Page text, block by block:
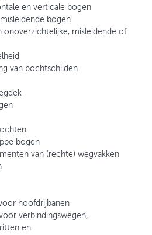
en verticale bogen
bogen
onoverzichtelijke, misleidende of
van bochtschilden
bogen
van (rechte) wegvakken
hoofdrijbanen
verbindingswegen,
en